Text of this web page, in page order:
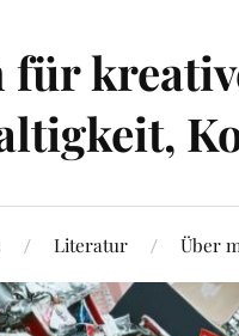
für
Literatur Über